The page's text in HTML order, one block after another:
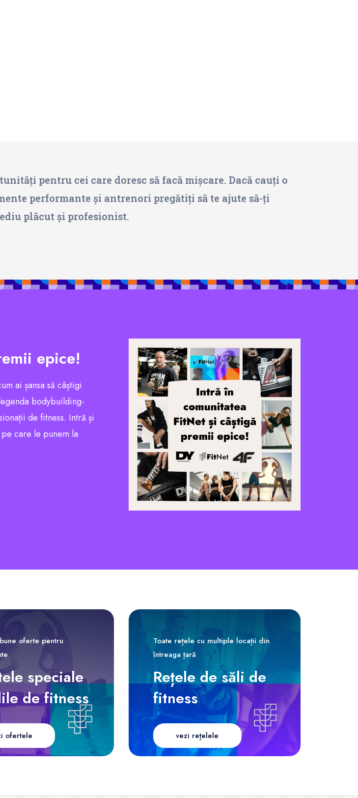
pentru cei care doresc să facă mișcare. Dacă cauți o
performante și antrenori pregătiți să te ajute să-ți
plăcut și profesionist.
epice!
ai șansa să câștigi
bodybuilding-
de fitness. Intră și
care le punem la
oferte pentru
speciale
de fitness
ofertele
Toate rețele cu multiple locații din
întreaga țară
Rețele de săli de
fitness
vezi rețelele